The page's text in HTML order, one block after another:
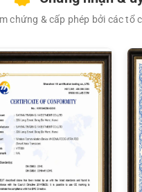
chứng & cấp phép bởi các tổ
XEM CHI